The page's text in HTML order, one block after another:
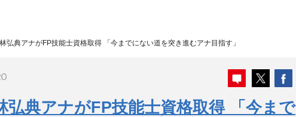
弘典アナがFP技能士資格取得 「今までにない道を突き進むアナ目指す」
弘典アナがFP技能士資格取得 「今まで